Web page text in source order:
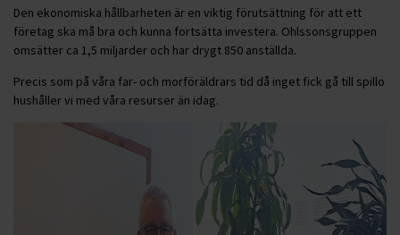
Den ekonomiska hållbarheten är en viktig förutsättning för att ett
företag ska må bra och kunna fortsätta investera. Ohlssonsgruppen
omsätter ca 1,5 miljarder och har drygt 850 anställda.
Precis som på våra far- och morföräldrars tid då inget fick gå till spillo
hushåller vi med våra resurser än idag.